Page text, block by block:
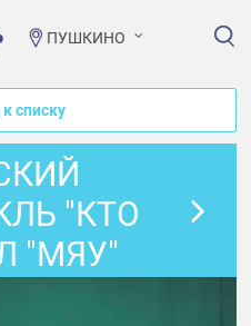
ПУШКИНО
списку
"КТО
"МЯУ"